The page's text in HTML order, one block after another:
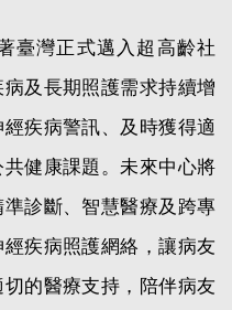
臺灣正式邁入超高齡社
及長期照護需求持續增
疾病警訊、及時獲得適
健康課題。未來中心將
診斷、智慧醫療及跨專
疾病照護網絡，讓病友
的醫療支持，陪伴病友